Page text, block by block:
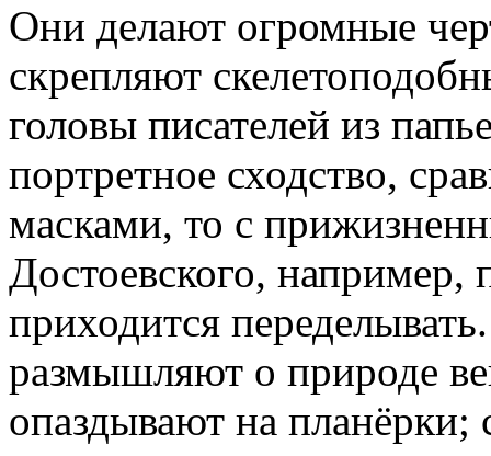
Они делают огромные
скрепляют
головы писателей из
портретное сходство,
масками, то с
Достоевского, например,
приходится
размышляют о природе
опаздывают на планёрки;